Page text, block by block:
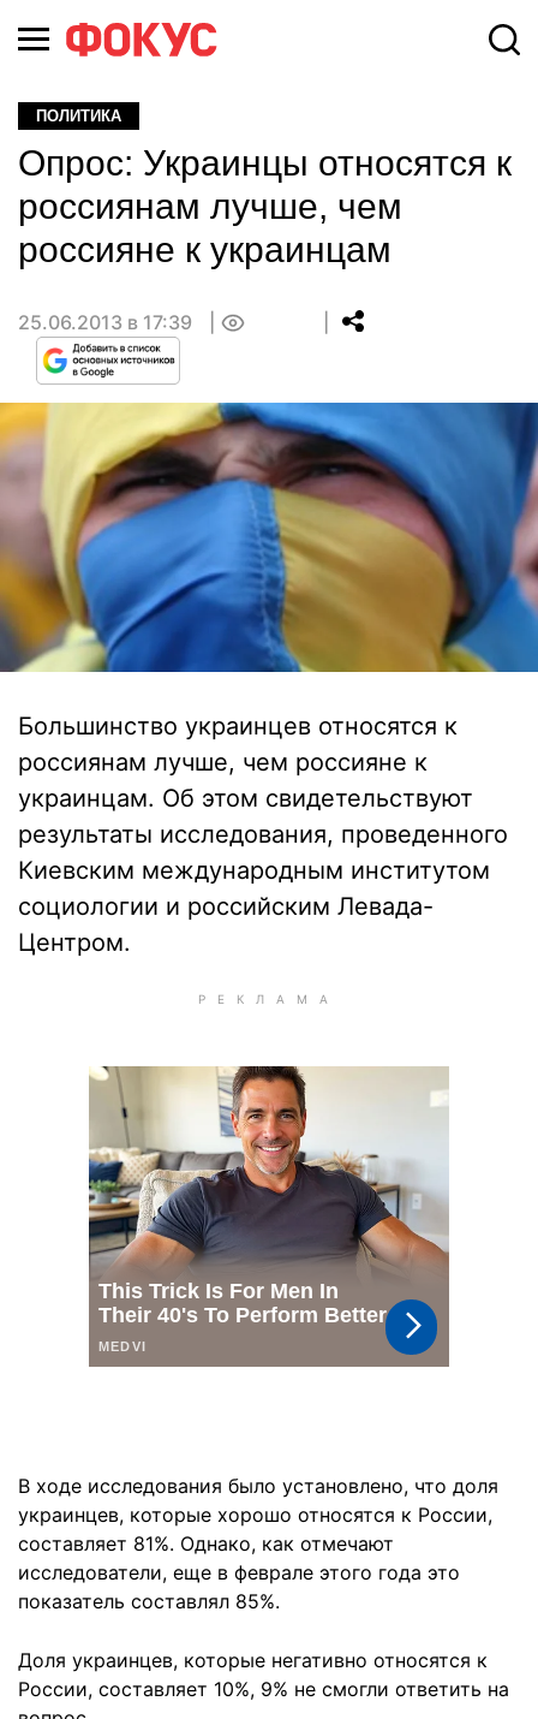
ПОЛИТИКА
Опрос: Украинцы относятся к
россиянам лучше, чем
россияне к украинцам
25.06.2013 в 17:39
Большинство украинцев относятся к
россиянам лучше, чем россияне к
украинцам. Об этом свидетельствуют
результаты исследования, проведенного
Киевским международным институтом
социологии и российским Левада-
Центром.
В ходе исследования было установлено, что доля
украинцев, которые хорошо относятся к России,
составляет 81%. Однако, как отмечают
исследователи, еще в феврале этого года это
показатель составлял 85%.
Доля украинцев, которые негативно относятся к
России, составляет 10%, 9% не смогли ответить на